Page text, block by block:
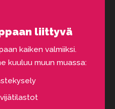
liittyvä
kaiken valmiiksi.
kuuluu muun muassa: